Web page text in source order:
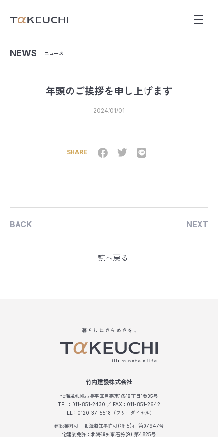
NEWS ニュース
年頭のご挨拶を申し上げます
2024/01/01
SHARE
BACK
一覧へ戻る
NEXT
竹内建設株式会社
北海道札幌市豊平区月寒東1条18丁目1番35号
TEL：011-851-2430 ／ FAX：011-851-2642
TEL：0120-37-5518（フリーダイヤル）
建設業許可：北海道知事許可(特-5)石 第07947号
宅建業免許：北海道知事石狩(9) 第4825号